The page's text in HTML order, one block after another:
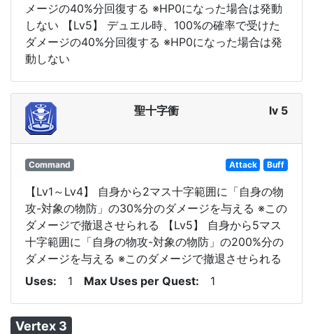
メージの40%分回復する ※HP0になった場合は発動
しない 【Lv5】 デュエル時、100%の確率で受けた
ダメージの40%分回復する ※HP0になった場合は発
動しない
聖十字衝 lv 5
Command Attack Buff
【Lv1～Lv4】 自身から2マス十字範囲に「自身の物
攻-対象の物防」の30%分のダメージを与える ※この
ダメージで撤退させられる 【Lv5】 自身から5マス
十字範囲に「自身の物攻-対象の物防」の200%分の
ダメージを与える ※このダメージで撤退させられる
Uses
1 Max Uses per Quest 1
Vertex 3